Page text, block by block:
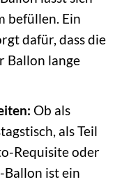
befüllen. Ein
dafür, dass die
Ballon lange
Ob als
als Teil
Requisite oder
Ballon ist ein